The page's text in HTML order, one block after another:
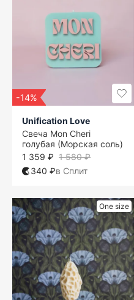
-14%
Unification Love
Свеча Mon Cheri
голубая (Морская соль)
1 580 ₽
1 359 ₽
340 ₽в Сплит
One size